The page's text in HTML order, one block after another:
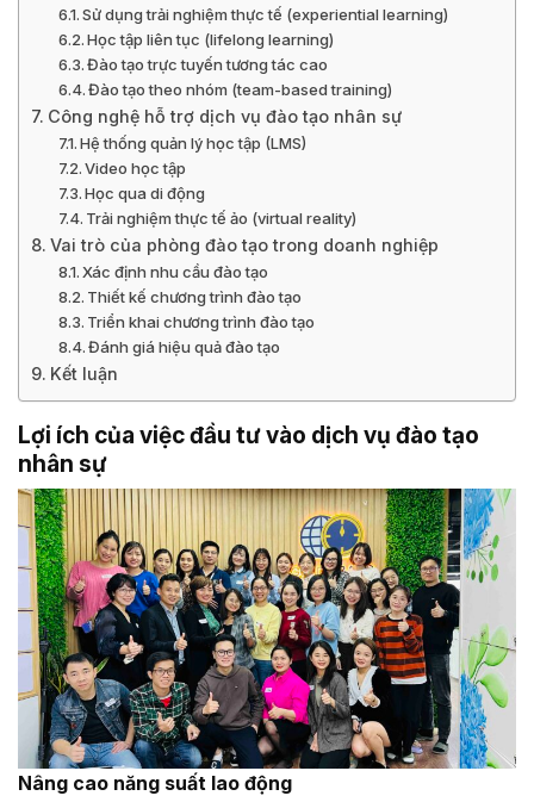
Sử dụng trải nghiệm thực tế (experiential learning)
Học tập liên tục (lifelong learning)
Đào tạo trực tuyến tương tác cao
Đào tạo theo nhóm (team-based training)
Công nghệ hỗ trợ dịch vụ đào tạo nhân sự
Hệ thống quản lý học tập (LMS)
Video học tập
Học qua di động
Trải nghiệm thực tế ảo (virtual reality)
Vai trò của phòng đào tạo trong doanh nghiệp
Xác định nhu cầu đào tạo
Thiết kế chương trình đào tạo
Triển khai chương trình đào tạo
Đánh giá hiệu quả đào tạo
Kết luận
Lợi ích của việc đầu tư vào dịch vụ đào tạo
nhân sự
Nâng cao năng suất lao động